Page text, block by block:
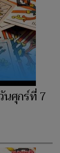
นศุกร์ที่ 7